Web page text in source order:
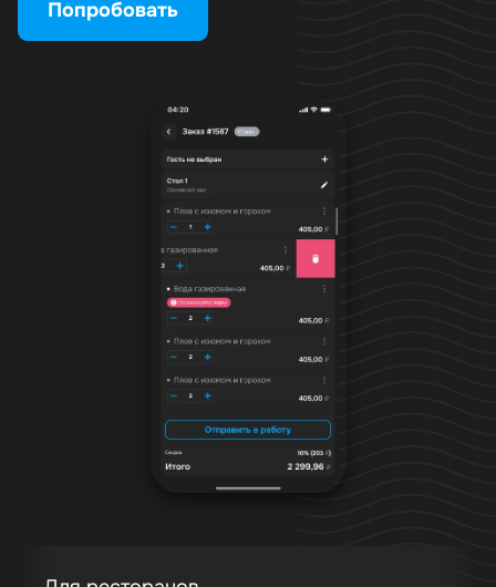
Попробовать